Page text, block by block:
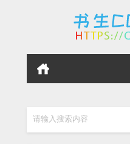
请输入搜索内容